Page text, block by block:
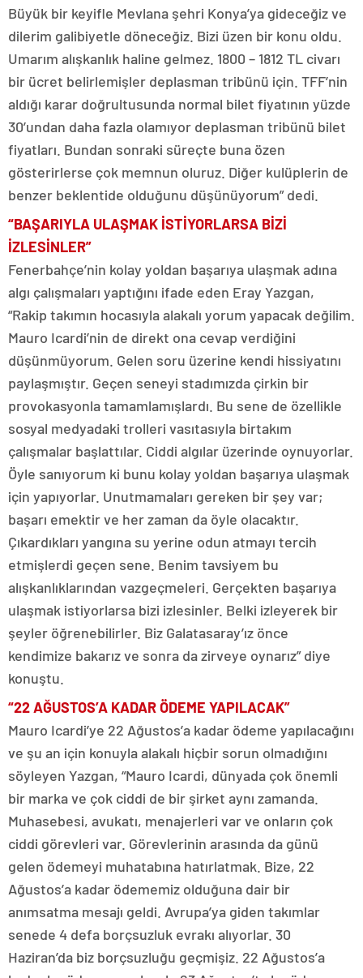
Büyük bir keyifle Mevlana şehri Konya’ya gideceğiz ve
dilerim galibiyetle döneceğiz. Bizi üzen bir konu oldu.
Umarım alışkanlık haline gelmez. 1800 – 1812 TL civarı
bir ücret belirlemişler deplasman tribünü için. TFF’nin
aldığı karar doğrultusunda normal bilet fiyatının yüzde
30’undan daha fazla olamıyor deplasman tribünü bilet
fiyatları. Bundan sonraki süreçte buna özen
gösterirlerse çok memnun oluruz. Diğer kulüplerin de
benzer beklentide olduğunu düşünüyorum” dedi.
“BAŞARIYLA ULAŞMAK İSTİYORLARSA BİZİ
İZLESİNLER”
Fenerbahçe’nin kolay yoldan başarıya ulaşmak adına
algı çalışmaları yaptığını ifade eden Eray Yazgan,
“Rakip takımın hocasıyla alakalı yorum yapacak değilim.
Mauro Icardi’nin de direkt ona cevap verdiğini
düşünmüyorum. Gelen soru üzerine kendi hissiyatını
paylaşmıştır. Geçen seneyi stadımızda çirkin bir
provokasyonla tamamlamışlardı. Bu sene de özellikle
sosyal medyadaki trolleri vasıtasıyla birtakım
çalışmalar başlattılar. Ciddi algılar üzerinde oynuyorlar.
Öyle sanıyorum ki bunu kolay yoldan başarıya ulaşmak
için yapıyorlar. Unutmamaları gereken bir şey var;
başarı emektir ve her zaman da öyle olacaktır.
Çıkardıkları yangına su yerine odun atmayı tercih
etmişlerdi geçen sene. Benim tavsiyem bu
alışkanlıklarından vazgeçmeleri. Gerçekten başarıya
ulaşmak istiyorlarsa bizi izlesinler. Belki izleyerek bir
şeyler öğrenebilirler. Biz Galatasaray’ız önce
kendimize bakarız ve sonra da zirveye oynarız” diye
konuştu.
“22 AĞUSTOS’A KADAR ÖDEME YAPILACAK”
Mauro Icardi’ye 22 Ağustos’a kadar ödeme yapılacağını
ve şu an için konuyla alakalı hiçbir sorun olmadığını
söyleyen Yazgan, “Mauro Icardi, dünyada çok önemli
bir marka ve çok ciddi de bir şirket aynı zamanda.
Muhasebesi, avukatı, menajerleri var ve onların çok
ciddi görevleri var. Görevlerinin arasında da günü
gelen ödemeyi muhatabına hatırlatmak. Bize, 22
Ağustos’a kadar ödememiz olduğuna dair bir
anımsatma mesajı geldi. Avrupa’ya giden takımlar
senede 4 defa borçsuzluk evrakı alıyorlar. 30
Haziran’da biz borçsuzluğu geçmişiz. 22 Ağustos’a